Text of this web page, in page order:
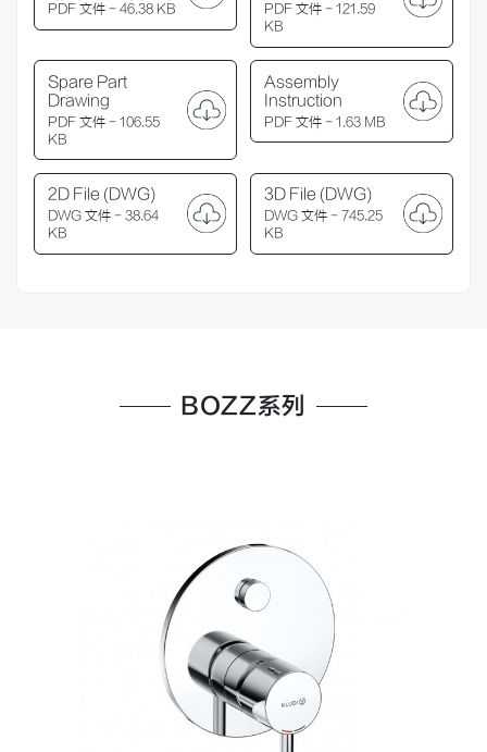
PDF 文件 - 46.38 KB
PDF 文件 - 121.59
KB
Spare Part
Drawing
PDF 文件 - 106.55
KB
Assembly
Instruction
PDF 文件 - 1.63 MB
2D File (DWG)
DWG 文件 - 38.64
KB
3D File (DWG)
DWG 文件 - 745.25
KB
BOZZ系列